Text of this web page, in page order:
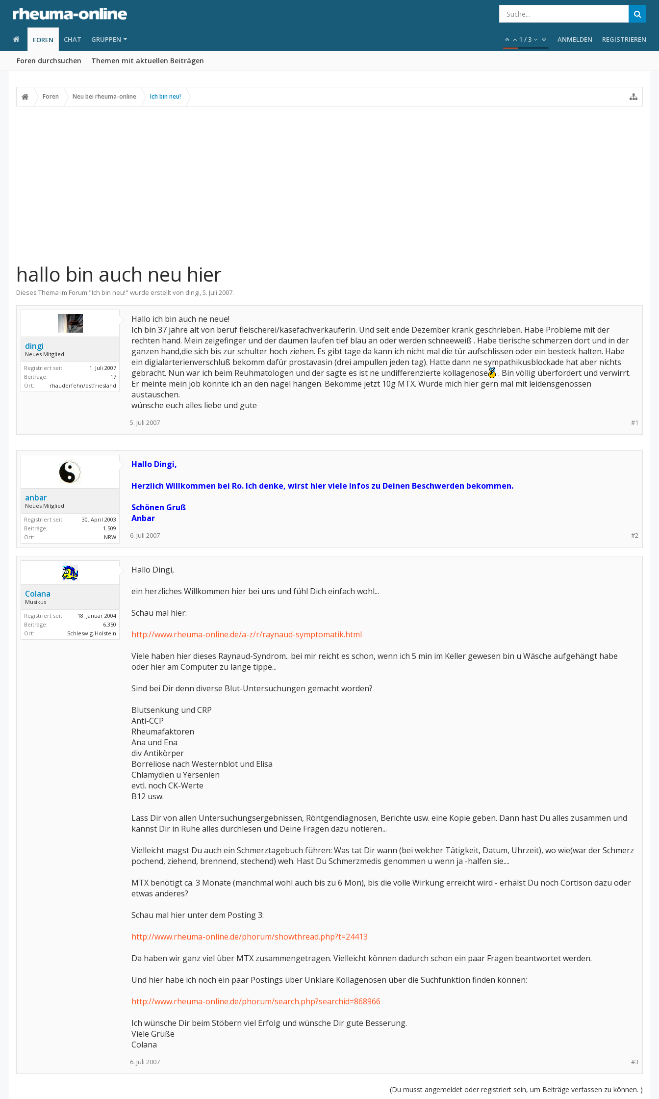
FOREN
Foren durchsuchen Themen mit aktuellen Beiträgen
CHAT GRUPPEN 1 /3 ANMELDEN REGISTRIEREN
Foren Neu bei rheuma-online Ich bin neu!
hallo bin auch neu hier
Dieses Thema im Forum "Ich bin neu!" wurde erstellt von dingi,5. Juli 2007.
dingi
Neues Mitglied
Registriert seit:
1. Juli 2007
Beiträge:
17
Ort:
rhauderfehn/ostfriesland
Hallo ich bin auch ne neue!
Ich bin 37 jahre alt von beruf fleischerei/käsefachverkäuferin. Und seit ende Dezember krank geschrieben. Habe Probleme mit der
rechten hand. Mein zeigefinger und der daumen laufen tief blau an oder werden schneeweiß . Habe tierische schmerzen dort und in der
ganzen hand,die sich bis zur schulter hoch ziehen. Es gibt tage da kann ich nicht mal die tür aufschlissen oder ein besteck halten. Habe
ein digialarterienverschluß bekomm dafür prostavasin (drei ampullen jeden tag). Hatte dann ne sympathikusblockade hat aber nichts
gebracht. Nun war ich beim Reuhmatologen und der sagte es ist ne undifferenzierte kollagenose
. Bin völlig überfordert und verwirrt.
Er meinte mein job könnte ich an den nagel hängen. Bekomme jetzt 10g MTX. Würde mich hier gern mal mit leidensgenossen
austauschen.
wünsche euch alles liebe und gute
#1
5. Juli 2007
anbar
Neues Mitglied
Registriert seit:
30. April 2003
Beiträge:
1.509
Ort:
NRW
Hallo Dingi,
Herzlich Willkommen bei Ro. Ich denke, wirst hier viele Infos zu Deinen Beschwerden bekommen.
Schönen Gruß
Anbar
#2
6. Juli 2007
Colana
Musikus
Registriert seit:
18. Januar 2004
Beiträge:
6.350
Ort:
Schleswig-Holstein
Hallo Dingi,
ein herzliches Willkommen hier bei uns und fühl Dich einfach wohl...
Schau mal hier:
http://www.rheuma-online.de/a-z/r/raynaud-symptomatik.html
Viele haben hier dieses Raynaud-Syndrom.. bei mir reicht es schon, wenn ich 5 min im Keller gewesen bin u Wäsche aufgehängt habe
oder hier am Computer zu lange tippe...
Sind bei Dir denn diverse Blut-Untersuchungen gemacht worden?
Blutsenkung und CRP
Anti-CCP
Rheumafaktoren
Ana und Ena
div Antikörper
Borreliose nach Westernblot und Elisa
Chlamydien u Yersenien
evtl. noch CK-Werte
B12 usw.
Lass Dir von allen Untersuchungsergebnissen, Röntgendiagnosen, Berichte usw. eine Kopie geben. Dann hast Du alles zusammen und
kannst Dir in Ruhe alles durchlesen und Deine Fragen dazu notieren...
Vielleicht magst Du auch ein Schmerztagebuch führen: Was tat Dir wann (bei welcher Tätigkeit, Datum, Uhrzeit), wo wie(war der Schmerz
pochend, ziehend, brennend, stechend) weh. Hast Du Schmerzmedis genommen u wenn ja -halfen sie....
MTX benötigt ca. 3 Monate (manchmal wohl auch bis zu 6 Mon), bis die volle Wirkung erreicht wird - erhälst Du noch Cortison dazu oder
etwas anderes?
Schau mal hier unter dem Posting 3:
http://www.rheuma-online.de/phorum/showthread.php?t=24413
Da haben wir ganz viel über MTX zusammengetragen. Vielleicht können dadurch schon ein paar Fragen beantwortet werden.
Und hier habe ich noch ein paar Postings über Unklare Kollagenosen über die Suchfunktion finden können:
http://www.rheuma-online.de/phorum/search.php?searchid=868966
Ich wünsche Dir beim Stöbern viel Erfolg und wünsche Dir gute Besserung.
Viele Grüße
Colana
#3
6. Juli 2007
(Du musst angemeldet oder registriert sein, um Beiträge verfassen zu können. )